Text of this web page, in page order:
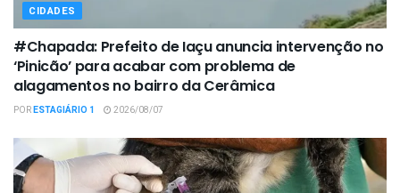
CIDADES
#Chapada: Prefeito de Iaçu anuncia intervenção no
‘Pinicão’ para acabar com problema de
alagamentos no bairro da Cerâmica
PORESTAGIÁRIO 1 2026/08/07